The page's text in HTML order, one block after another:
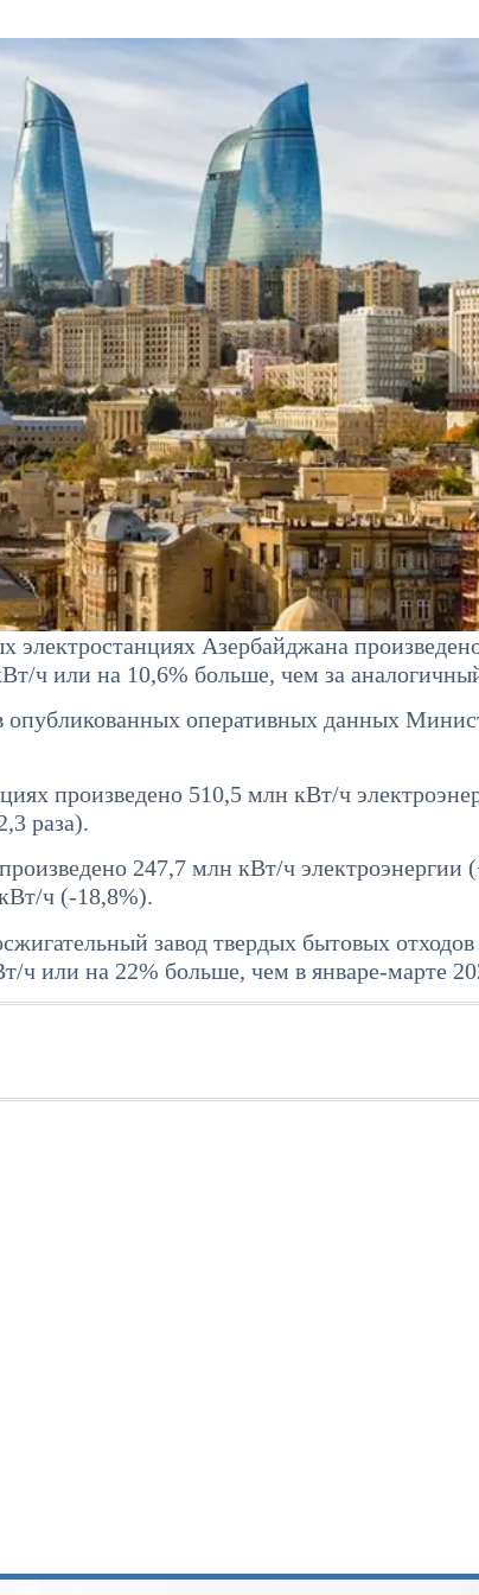
электростанциях Азербайджана
ч или на 10,6% больше, чем за
оперативных данных
произведено 510,5 млн кВт/ч
раза).
247,7 млн кВт/ч электроэнергии
ч (-18,8%).
завод твердых бытовых
ч или на 22% больше, чем в январе-марте